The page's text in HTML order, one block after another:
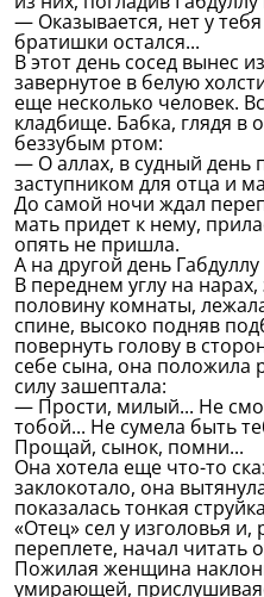
— Оказывается, нет у
братишки остался...
В этот день сосед вынес
завернутое в белую
еще несколько человек.
кладбище. Бабка, глядя в
беззубым ртом:
— О аллах, в судный день
заступником для отца и
До самой ночи ждал
мать придет к нему,
опять не пришла.
А на другой день
В переднем углу на
половину комнаты,
спине, высоко подняв
повернуть голову в
себе сына, она положила
силу зашептала:
— Прости, милый... Не
тобой... Не сумела быть
Прощай, сынок, помни...
Она хотела еще что-то
заклокотало, она
показалась тонкая
«Отец» сел у изголовья
переплете, начал читать
Пожилая женщина
умирающей,